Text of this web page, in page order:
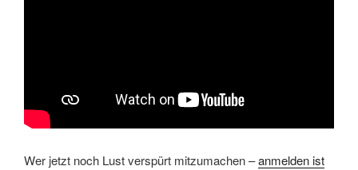
Wer jetzt noch Lust verspürt mitzumachen –anmelden ist